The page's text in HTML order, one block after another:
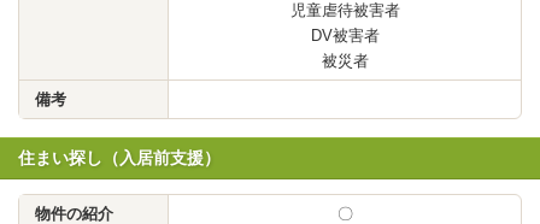
児童虐待被害者
DV被害者
被災者
備考
住まい探し（入居前支援）
物件の紹介 〇